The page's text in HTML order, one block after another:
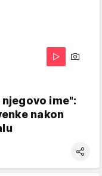
ime":
nakon